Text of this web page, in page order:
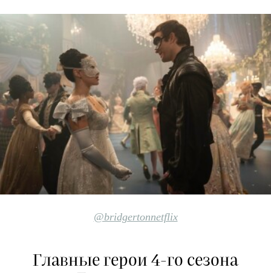
@bridgertonnetflix
Главные герои 4-го сезона